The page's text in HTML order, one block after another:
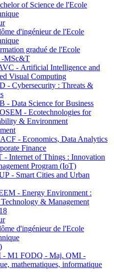
of Science de l'Ecole
d'ingénieur de l'Ecole
gradué de l'Ecole
-MSc&T
- Artificial Intelligence and
Visual Computing
- Cybersecurity : Threats &
- Data Science for Business
- Ecotechnologies for
& Environment
- Economics, Data Analytics
Finance
- Internet of Things : Innovation
Program (IoT)
- Smart Cities and Urban
- Energy Environment :
Technology & Management
d'ingénieur de l'Ecole
- M1 FODQ - Maj. QMI -
mathematiques, informatique